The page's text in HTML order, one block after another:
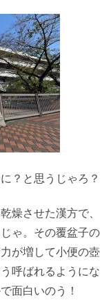
？と思うじゃろ？
燥させた漢方で、
ゃ。その覆盆子の
が増して小便の壺
呼ばれるようにな
面白いのう！